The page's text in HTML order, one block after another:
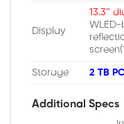
Display
13.3″
Storage 2 TB
Additional Specs